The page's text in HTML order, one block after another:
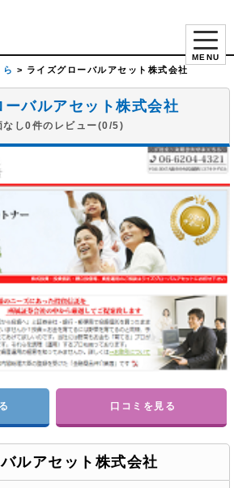
MENU
ら > ライズグローバルアセット株式会社
ーバルアセット株式会社
なし0件のレビュー(0/5)
口コミを見る
ルアセット株式会社